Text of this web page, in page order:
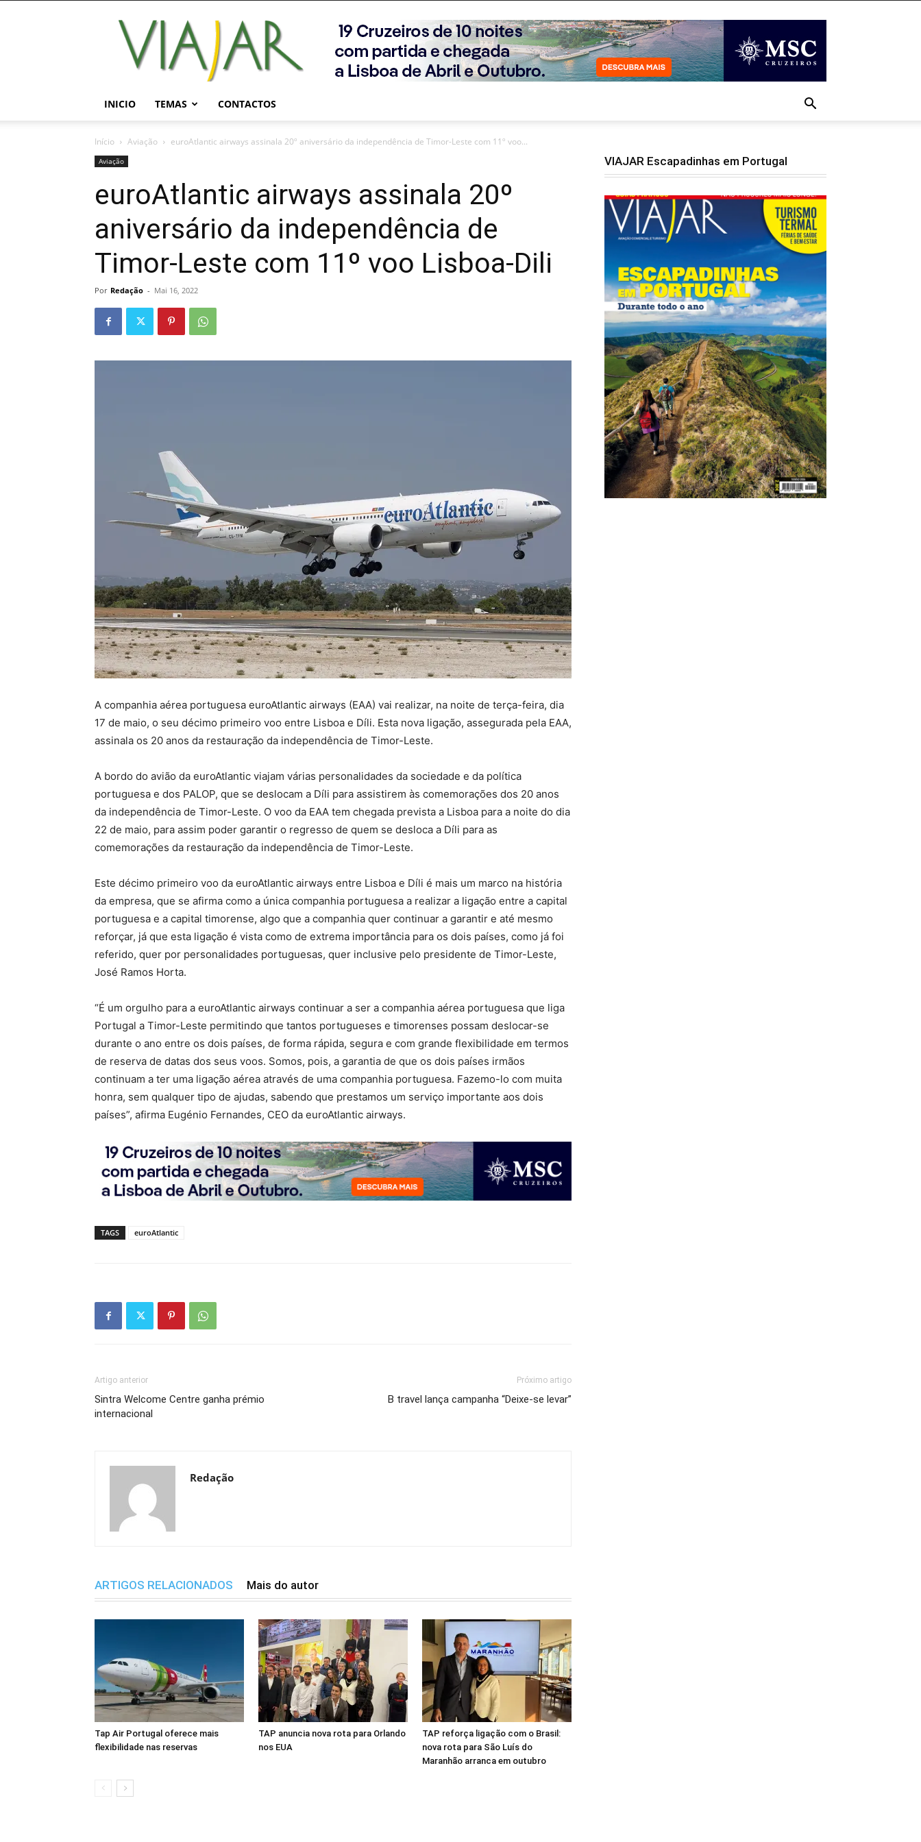
Viajar
Magazine
Online
INICIO TEMAS CONTACTOS
Início Aviação euroAtlantic airways assinala 20º aniversário da independência de Timor-Leste com 11º voo...
Aviação
euroAtlantic airways assinala 20º
aniversário da independência de
Timor-Leste com 11º voo Lisboa-Dili
Por Redação - Mai 16, 2022
A companhia aérea portuguesa euroAtlantic airways (EAA) vai realizar, na noite de terça-feira, dia
17 de maio, o seu décimo primeiro voo entre Lisboa e Díli. Esta nova ligação, assegurada pela EAA,
assinala os 20 anos da restauração da independência de Timor-Leste.
A bordo do avião da euroAtlantic viajam várias personalidades da sociedade e da política
portuguesa e dos PALOP, que se deslocam a Díli para assistirem às comemorações dos 20 anos
da independência de Timor-Leste. O voo da EAA tem chegada prevista a Lisboa para a noite do dia
22 de maio, para assim poder garantir o regresso de quem se desloca a Díli para as
comemorações da restauração da independência de Timor-Leste.
Este décimo primeiro voo da euroAtlantic airways entre Lisboa e Díli é mais um marco na história
da empresa, que se afirma como a única companhia portuguesa a realizar a ligação entre a capital
portuguesa e a capital timorense, algo que a companhia quer continuar a garantir e até mesmo
reforçar, já que esta ligação é vista como de extrema importância para os dois países, como já foi
referido, quer por personalidades portuguesas, quer inclusive pelo presidente de Timor-Leste,
José Ramos Horta.
“É um orgulho para a euroAtlantic airways continuar a ser a companhia aérea portuguesa que liga
Portugal a Timor-Leste permitindo que tantos portugueses e timorenses possam deslocar-se
durante o ano entre os dois países, de forma rápida, segura e com grande flexibilidade em termos
de reserva de datas dos seus voos. Somos, pois, a garantia de que os dois países irmãos
continuam a ter uma ligação aérea através de uma companhia portuguesa. Fazemo-lo com muita
honra, sem qualquer tipo de ajudas, sabendo que prestamos um serviço importante aos dois
países”, afirma Eugénio Fernandes, CEO da euroAtlantic airways.
TAGS euroAtlantic
Artigo anterior
Sintra Welcome Centre ganha prémio
internacional
Próximo artigo
B travel lança campanha “Deixe-se levar”
Redação
ARTIGOS RELACIONADOS Mais do autor
Tap Air Portugal oferece mais
flexibilidade nas reservas
TAP anuncia nova rota para Orlando
nos EUA
TAP reforça ligação com o Brasil:
nova rota para São Luís do
Maranhão arranca em outubro
VIAJAR Escapadinhas em Portugal